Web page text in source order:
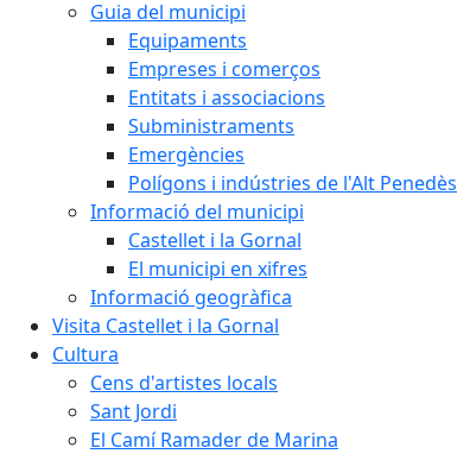
Guia del municipi
Equipaments
Empreses i comerços
Entitats i associacions
Subministraments
Emergències
Polígons i indústries de l'Alt Penedès
Informació del municipi
Castellet i la Gornal
El municipi en xifres
Informació geogràfica
Visita Castellet i la Gornal
Cultura
Cens d'artistes locals
Sant Jordi
El Camí Ramader de Marina